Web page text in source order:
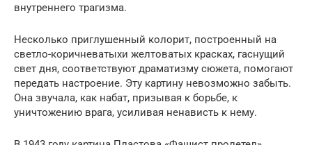
внутреннего трагизма.
Несколько приглушенный колорит, построенный на
светло-коричневатыхи желтоватых красках, гаснущий
свет дня, соответствуют драматизму сюжета, помогают
передать настроение. Эту картину невозможно забыть.
Она звучала, как набат, призывая к борьбе, к
уничтожению врага, усиливая ненависть к нему.